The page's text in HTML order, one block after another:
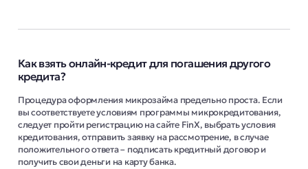
Как взять онлайн-кредит для погашения другого
кредита?
Процедура оформления микрозайма предельно проста. Если
вы соответствуете условиям программы микрокредитования,
следует пройти регистрацию на сайте FinX, выбрать условия
кредитования, отправить заявку на рассмотрение, в случае
положительного ответа – подписать кредитный договор и
получить свои деньги на карту банка.